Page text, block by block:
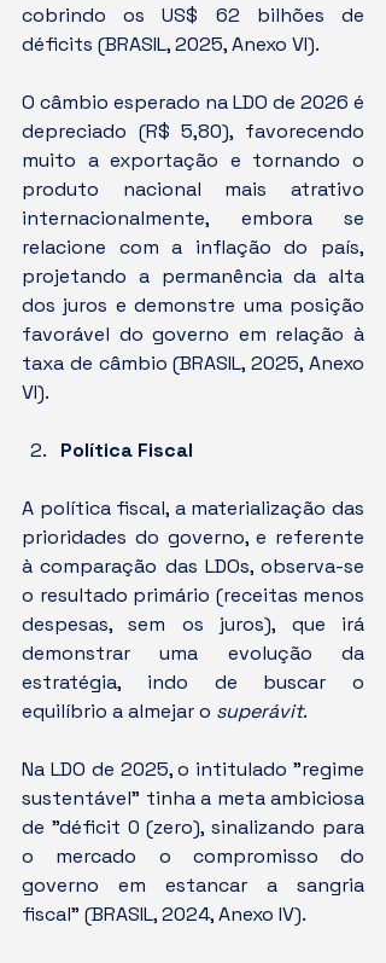
cobrindo os US$ 62 bilhões de
déficits (BRASIL, 2025, Anexo VI).
O câmbio esperado na LDO de 2026 é
depreciado (R$ 5,80), favorecendo
muito a exportação e tornando o
produto nacional mais atrativo
internacionalmente, embora se
relacione com a inflação do país,
projetando a permanência da alta
dos juros e demonstre uma posição
favorável do governo em relação à
taxa de câmbio (BRASIL, 2025, Anexo
VI).
Política Fiscal
A política fiscal, a materialização das
prioridades do governo, e referente
à comparação das LDOs, observa-se
o resultado primário (receitas menos
despesas, sem os juros), que irá
demonstrar uma evolução da
estratégia, indo de buscar o
equilíbrio a almejar o superávit.
Na LDO de 2025, o intitulado "regime
sustentável" tinha a meta ambiciosa
de "déficit 0 (zero), sinalizando para
o mercado o compromisso do
governo em estancar a sangria
fiscal" (BRASIL, 2024, Anexo IV).